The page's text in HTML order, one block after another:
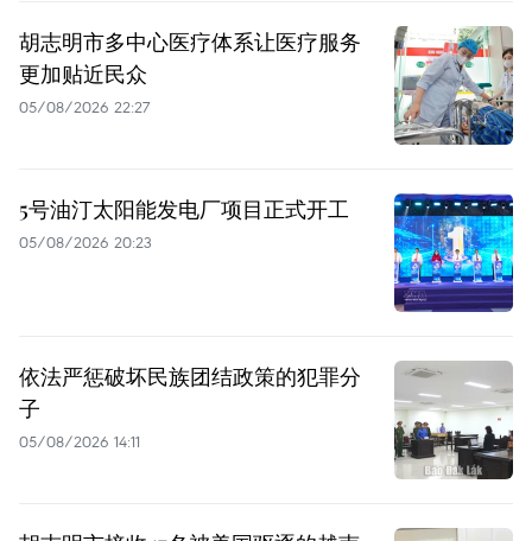
胡志明市多中心医疗体系让医疗服务
更加贴近民众
05/08/2026 22:27
5号油汀太阳能发电厂项目正式开工
05/08/2026 20:23
依法严惩破坏民族团结政策的犯罪分
子
05/08/2026 14:11